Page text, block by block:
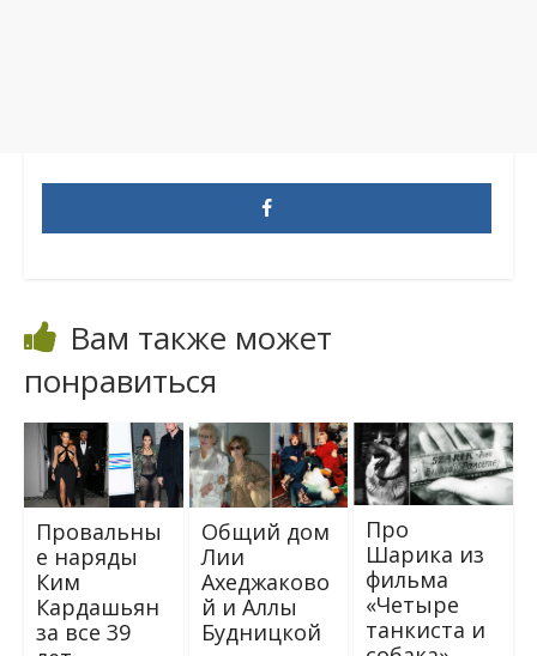
Вам также может
понравиться
Провальны
е наряды
Ким
Кардашьян
за все 39
Общий дом
Лии
Ахеджаково
й и Аллы
Будницкой
Про
Шарика из
фильма
«Четыре
танкиста и